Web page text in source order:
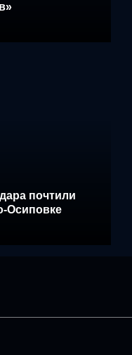
почтили
Осиповке